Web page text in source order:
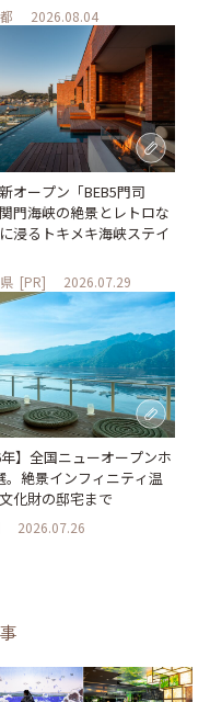
2026.08.04
オープン「BEB5門司
門海峡の絶景とレトロな
浸るトキメキ海峡ステイ
[PR] 2026.07.29
年】全国ニューオープンホ
。絶景インフィニティ温
化財の邸宅まで
2026.07.26